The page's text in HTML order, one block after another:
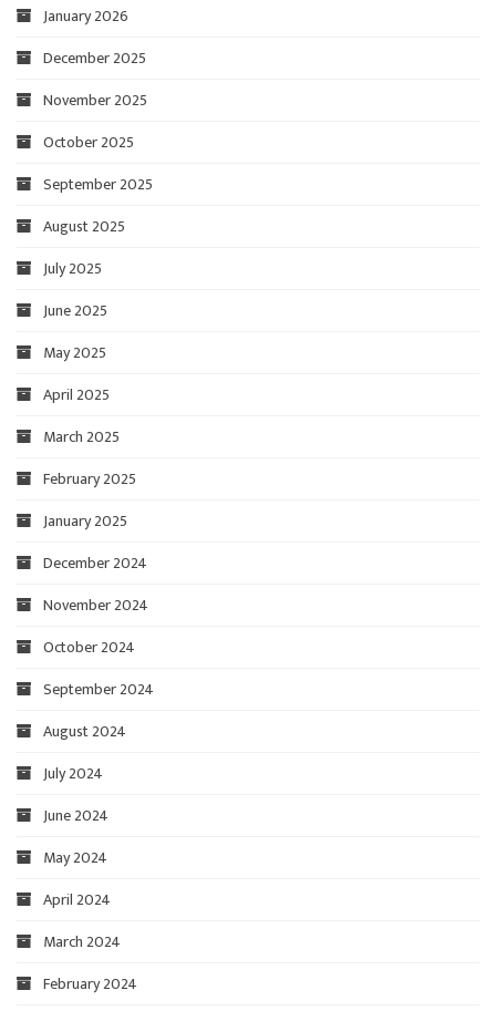
January 2026
December 2025
November 2025
October 2025
September 2025
August 2025
July 2025
June 2025
May 2025
April 2025
March 2025
February 2025
January 2025
December 2024
November 2024
October 2024
September 2024
August 2024
July 2024
June 2024
May 2024
April 2024
March 2024
February 2024